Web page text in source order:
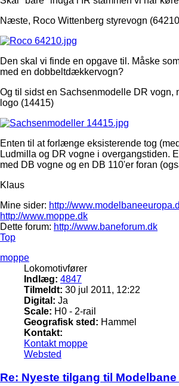
Næste, Roco Wittenberg styrevogn
Den skal vi finde en opgave til. Måske
med en dobbeltdækkervogn?
Og til sidst en Sachsenmodelle DR vogn,
logo (14415)
Enten til at forlænge eksisterende tog
Ludmilla og DR vogne i overgangstiden.
med DB vogne og en DB 110'er foran
Klaus
Mine sider: http://
http://www.moppe.dk
Dette forum: http://www.baneforum.dk
Top
moppe
Lokomotivfører
Indlæg: 4847
Tilmeldt: 30 jul 2011, 12:22
Digital: Ja
Scale: H0 - 2-rail
Geografisk sted: Hammel
Kontakt:
Kontakt moppe
Websted
Re: Nyeste tilgang til